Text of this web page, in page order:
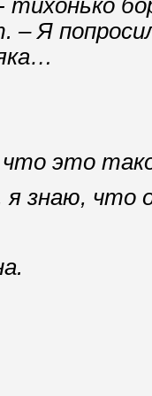
– Я
это
знаю, что